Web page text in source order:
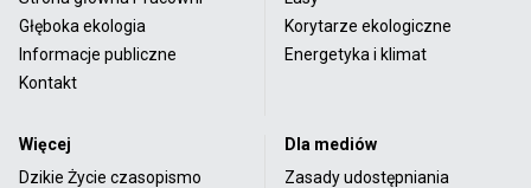
Głęboka ekologia
Informacje publiczne
Kontakt
Korytarze ekologiczne
Energetyka i klimat
Więcej
Dzikie Życie czasopismo
Dla mediów
Zasady udostępniania